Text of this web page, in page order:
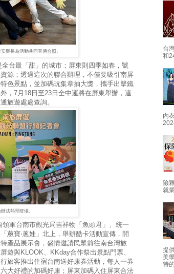
縣長為活動共同宣傳合照。
台最「甜」的城市；屏東則四季如春，號
源；透過這次的聯合辦理，不僅要吸引南屏
色景點，並加碼玩集章抽大獎，攜手出擊鐵
，7月18日至23日全中運將在屏東舉辦，這
旅遊處處查詢。
法熱鬧登場。
軍台南市觀光局吉祥物「魚頭君」、統一
蔥寶‧蔥娃」北上，舉辦酷卡活動宣傳，開
產品展示會，盛情邀請民眾前往南台灣旅
遊與KLOOK、KKday合作祭出景點門票、
旅客推出住宿台南送好康券活動，每人一券
大好禮的加碼好康；屏東加碼入住屏東合法
台
和
內
險
就
提
美
特